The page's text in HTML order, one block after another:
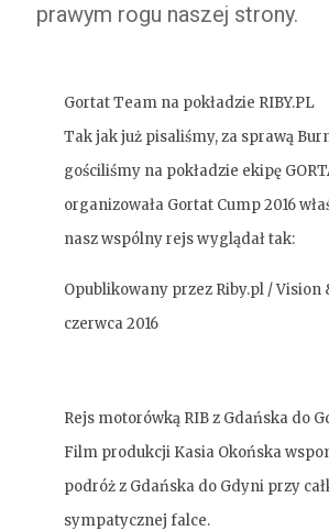
prawym rogu naszej strony.
Gortat Team na pokładzie RIBY.PL
Tak jak już pisaliśmy, za sprawą
gościliśmy na pokładzie ekipę
organizowała Gortat Cump 2016
nasz wspólny rejs wyglądał tak:
Opublikowany przez Riby.pl / Vision
czerwca 2016
Rejs motorówką RIB z Gdańska do
Film produkcji Kasia Okońska
podróż z Gdańska do Gdyni przy
sympatycznej falce.